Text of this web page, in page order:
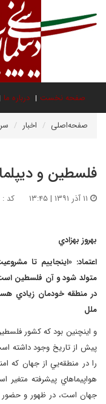
صفحه نخست درباره ما
صفحه‌اصلی اخبار
فلسطین و
کد : ۱۹۰۹۷۷۸
بهروز بهزادي
اعتماد: «اينجاييم تا
متولد شود و آن فلسطين
در منطقه خودمان زيادي
ملل
و اينچنين بود كه كشور
پيش از تاريخ وجود داشته
را در منطقه‌يي از جهان كه
هواپيماهاي پيشرفته
جهان است، در ظهور و حضور